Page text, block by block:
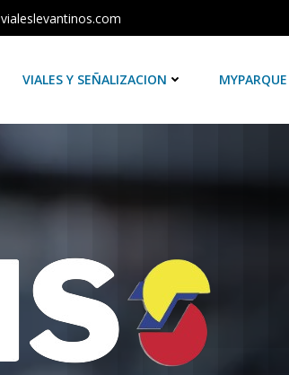
VIALES Y SEÑALIZACION MYPARQUE